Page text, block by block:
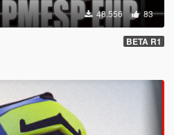
48.556 83
BETA R1